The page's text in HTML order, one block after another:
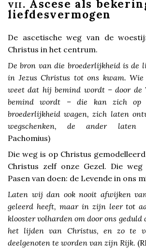
VII . Ascese als
liefdesvermogen
De ascetische weg van de
Christus in het centrum.
De bron van die broederlijkheid is de
in Jezus Christus tot ons kwam.
weet dat hij bemind wordt – door de
bemind wordt – die kan zich op
broederlijkheid wagen, zich laten
wegschenken, de ander laten
Pachomius)
Die weg is op Christus
Christus zelf onze Gezel. Die
Pasen van doen: de Levende in ons
Laten wij dan ook nooit afwijken
geleerd heeft, maar in zijn leer tot
klooster volharden om door ons geduld
het lijden van Christus, en zo te
deelgenoten te worden van zijn Rijk.